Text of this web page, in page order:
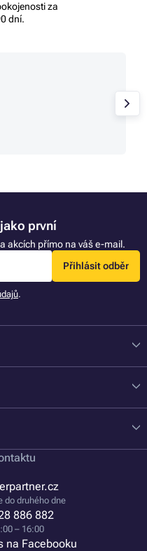
za
dní.
první
akcích přímo na váš e-mail.
Přihlásit odběr
.
do druhého dne
886 882
– 16:00
na Facebooku